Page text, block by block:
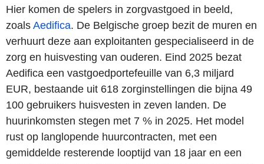
Hier komen de spelers in zorgvastgoed in beeld,
zoals Aedifica. De Belgische groep bezit de muren en
verhuurt deze aan exploitanten gespecialiseerd in de
zorg en huisvesting van ouderen. Eind 2025 bezat
Aedifica een vastgoedportefeuille van 6,3 miljard
EUR, bestaande uit 618 zorginstellingen die bijna 49
100 gebruikers huisvesten in zeven landen. De
huurinkomsten stegen met 7 % in 2025. Het model
rust op langlopende huurcontracten, met een
gemiddelde resterende looptijd van 18 jaar en een